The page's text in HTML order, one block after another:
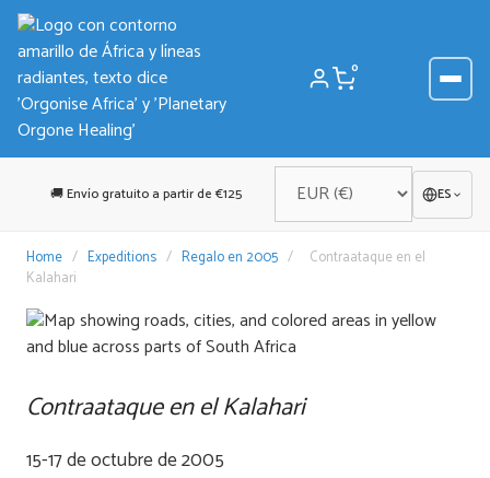
Saltar
contenido
0
🚚 Envío gratuito a partir de €125 ES
Home / Expeditions / Regalo en 2005 /
Contraataque en el
Kalahari
Contraataque en el Kalahari
15-17 de octubre de 2005